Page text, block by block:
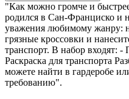
"Как можно громче и
родился в Сан-Франциско и
уважения любимому жанру:
грязные кроссовки и
транспорт. В набор входят:
Раскраска для транспорта
можете найти в гардеробе
требованию".